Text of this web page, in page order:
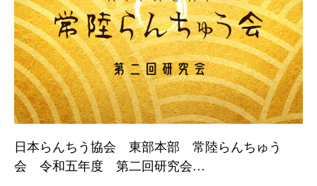
日本らんちう協会 東部本部 常陸らんちゅう
会 令和五年度 第二回研究会…